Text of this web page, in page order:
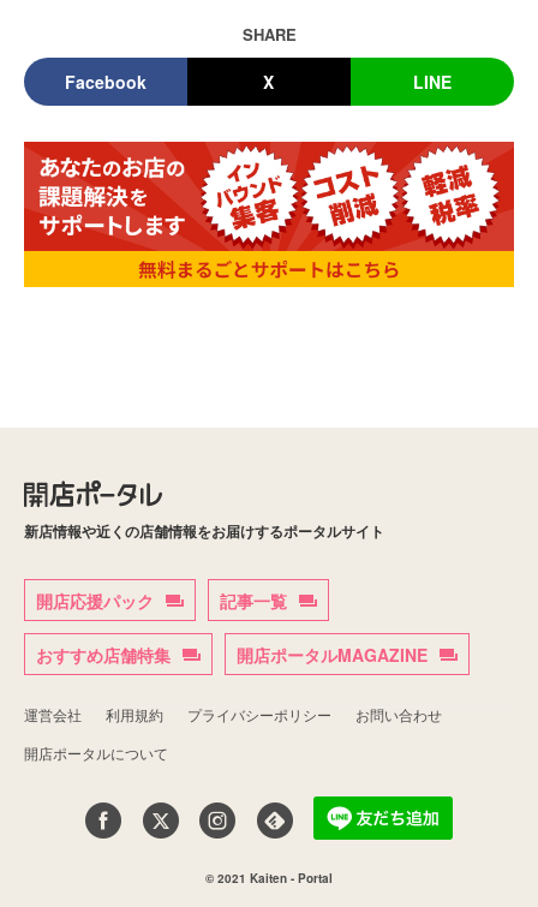
SHARE
Facebook X LINE
新店情報や近くの店舗情報をお届けするポータルサイト
開店応援パック 記事一覧
おすすめ店舗特集 開店ポータルMAGAZINE
運営会社 利用規約 プライバシーポリシー
お問い合わせ
開店ポータルについて
© 2021 Kaiten - Portal